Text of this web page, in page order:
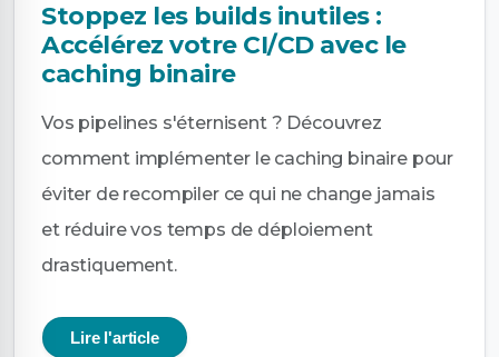
Stoppez les builds inutiles :
Accélérez votre CI/CD avec le
caching binaire
Vos pipelines s'éternisent ? Découvrez
comment implémenter le caching binaire pour
éviter de recompiler ce qui ne change jamais
et réduire vos temps de déploiement
drastiquement.
Lire l'article